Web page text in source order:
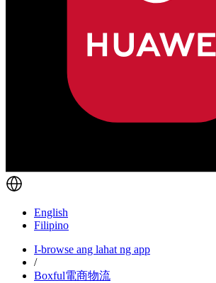
English
Filipino
I-browse ang lahat ng app
/
Boxful電商物流